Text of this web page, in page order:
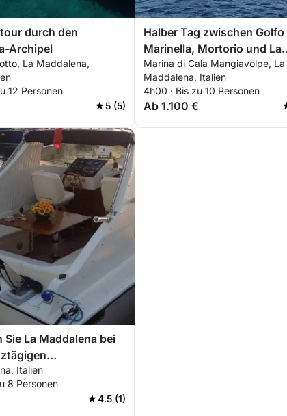
durch den
Archipel
La Maddalena,
12 Personen
5 (5)
Halber Tag zwischen Golfo
Marinella, Mortorio und La
Maddalena
Marina di Cala Mangiavolpe, La
Maddalena, Italien
4h00 · Bis zu 10 Personen
Ab 1.100 €
Sie La Maddalena bei
Italien
8 Personen
4.5 (1)